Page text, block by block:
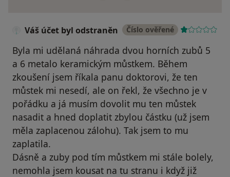
Váš účet byl odstraněn Číslo ověřené
Byla mi udělaná náhrada dvou horních zubů 5
a 6 metalo keramickým můstkem. Během
zkoušení jsem říkala panu doktorovi, že ten
můstek mi nesedí, ale on řekl, že všechno je v
pořádku a já musím dovolit mu ten můstek
nasadit a hned doplatit zbylou částku (už jsem
měla zaplacenou zálohu). Tak jsem to mu
zaplatila.
Dásně a zuby pod tím můstkem mi stále bolely,
nemohla jsem kousat na tu stranu i když již